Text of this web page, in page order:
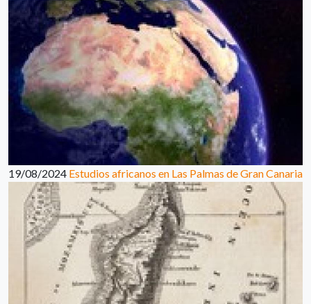
19/08/2024 Estudios africanos en Las Palmas de Gran Canaria